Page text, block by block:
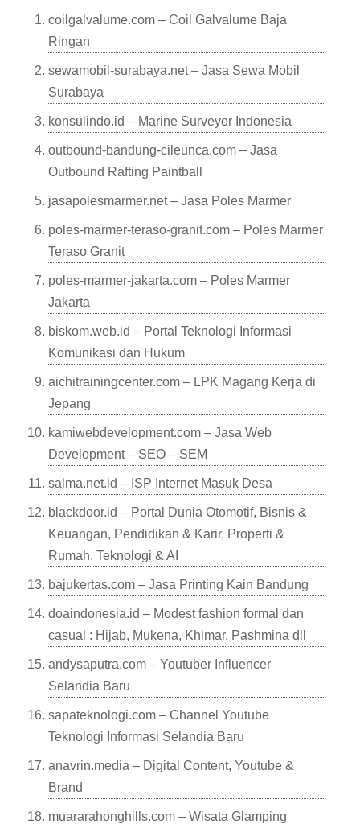
coilgalvalume.com – Coil Galvalume Baja
Ringan
sewamobil-surabaya.net – Jasa Sewa Mobil
Surabaya
konsulindo.id – Marine Surveyor Indonesia
outbound-bandung-cileunca.com – Jasa
Outbound Rafting Paintball
jasapolesmarmer.net – Jasa Poles Marmer
poles-marmer-teraso-granit.com – Poles Marmer
Teraso Granit
poles-marmer-jakarta.com – Poles Marmer
Jakarta
biskom.web.id – Portal Teknologi Informasi
Komunikasi dan Hukum
aichitrainingcenter.com – LPK Magang Kerja di
Jepang
kamiwebdevelopment.com – Jasa Web
Development – SEO – SEM
salma.net.id – ISP Internet Masuk Desa
blackdoor.id – Portal Dunia Otomotif, Bisnis &
Keuangan, Pendidikan & Karir, Properti &
Rumah, Teknologi & AI
bajukertas.com – Jasa Printing Kain Bandung
doaindonesia.id – Modest fashion formal dan
casual : Hijab, Mukena, Khimar, Pashmina dll
andysaputra.com – Youtuber Influencer
Selandia Baru
sapateknologi.com – Channel Youtube
Teknologi Informasi Selandia Baru
anavrin.media – Digital Content, Youtube &
Brand
muararahonghills.com – Wisata Glamping